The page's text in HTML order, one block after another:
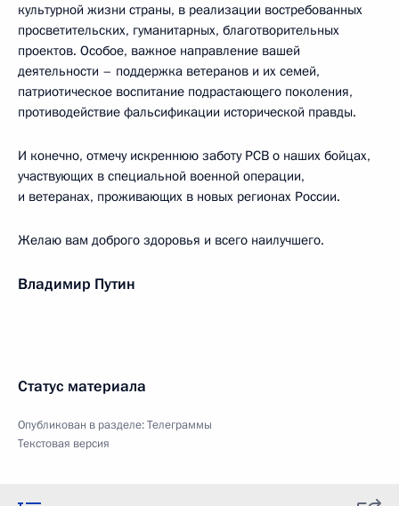
культурной жизни страны, в реализации востребованных
просветительских, гуманитарных, благотворительных
проектов. Особое, важное направление вашей
деятельности – поддержка ветеранов и их семей,
патриотическое воспитание подрастающего поколения,
противодействие фальсификации исторической правды.
И конечно, отмечу искреннюю заботу РСВ о наших бойцах,
участвующих в специальной военной операции,
и ветеранах, проживающих в новых регионах России.
Желаю вам доброго здоровья и всего наилучшего.
Владимир Путин
Статус материала
Опубликован в разделе:Телеграммы
Текстовая версия